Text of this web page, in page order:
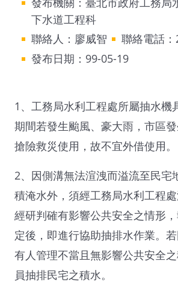
下水道工程科
聯絡人：廖威智
聯絡電話
發布日期：99-05-19
1、工務局水利工程處所屬抽水機
期間若發生颱風、豪大雨，市區
搶險救災使用，故不宜外借使用。
2、因側溝無法渲洩而溢流至民宅
積淹水外，須經工務局水利工程
經研判確有影響公共安全之情形
定後，即進行協助抽排水作業。
有人管理不當且無影響公共安全
員抽排民宅之積水。